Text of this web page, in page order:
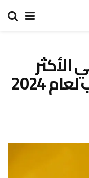
الأكثر
مشاهدة على يوتيوب لعام 2024